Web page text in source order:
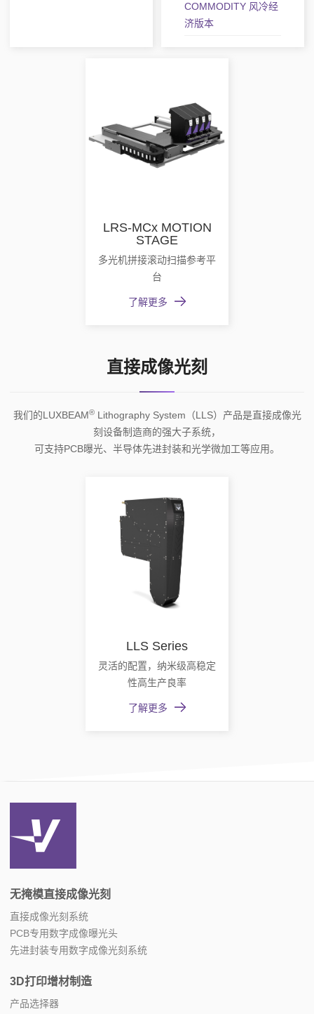
COMMODITY 风冷经
济版本
LRS-MCx MOTION
STAGE
多光机拼接滚动扫描参考平
台
了解更多
直接成像光刻
我们的LUXBEAM®Lithography System（LLS）产品是直接成像光
刻设备制造商的强大子系统，
可支持PCB曝光、半导体先进封装和光学微加工等应用。
LLS Series
灵活的配置，纳米级高稳定
性高生产良率
了解更多
无掩模直接成像光刻
直接成像光刻系统
PCB专用数字成像曝光头
先进封装专用数字成像光刻系统
3D打印增材制造
产品选择器